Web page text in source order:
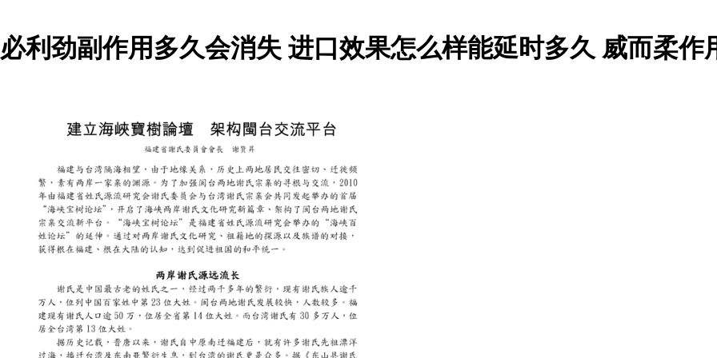
必利劲副作用多久会消失 进口效果怎么样能延时多久 威而柔作